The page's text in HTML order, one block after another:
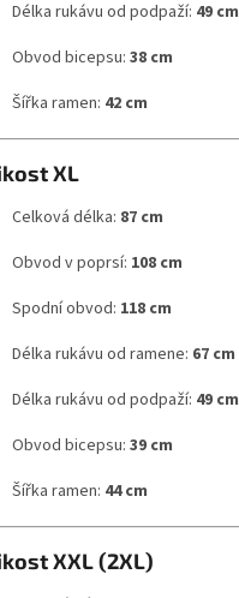
Délka rukávu od podpaží: 49 cm
Obvod bicepsu: 38 cm
Šířka ramen: 42 cm
XL
Celková délka: 87 cm
Obvod v poprsí: 108 cm
Spodní obvod: 118 cm
Délka rukávu od ramene: 67 cm
Délka rukávu od podpaží: 49 cm
Obvod bicepsu: 39 cm
Šířka ramen: 44 cm
XXL (2XL)